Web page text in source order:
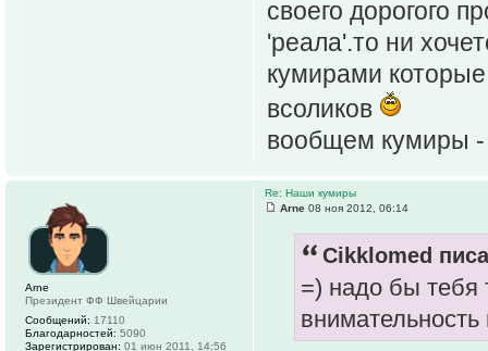
своего дорогого
'реала'.то ни
кумирами
всоликов
вообщем кумиры -
Re: Наши кумиры
Arne 08 ноя 2012, 06:14
Cikklomed
=) надо бы тебя
Arne
Президент ФФ Швейцарии
Сообщений: 17110
Благодарностей: 5090
Зарегистрирован: 01 июн 2011, 14:56